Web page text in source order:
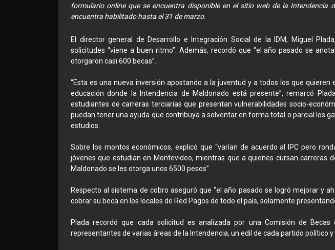
formulario online que se encuentra disponible en el sitio web de la Intendencia
encuentra habilitado hasta el 31 de marzo.
El director general de Desarrollo e Integración Social de la IDM, Miguel
solicitudes “viene a buen ritmo”. Además, recordó que “el año pasado se
otorgaron casi 600 becas”.
“Esta es una nueva inversión apostando a la juventud y a todos los que quieren
educación donde la Intendencia de Maldonado está presente”, remarcó
estudiantes de carreras terciarias que presentan vulnerabilidades socio-
puedan tener una ayuda que contribuya a solventar en forma total o parcial los
estudios.
Sobre los montos económicos, explicó que “varían de acuerdo al IPC pero
jóvenes que estudian en Montevideo, mientras que a quienes cursan carreras
Maldonado se les otorga unos 6500 pesos”.
Respecto al sistema de cobro aseguró que “el año pasado se logró mejorar y
cobrar su beca en los locales de Red Pagos de todo el país, solamente
Plada recordó que cada solicitud es analizada por una Comisión de
representantes de varias áreas de la Intendencia, un edil de cada partido político